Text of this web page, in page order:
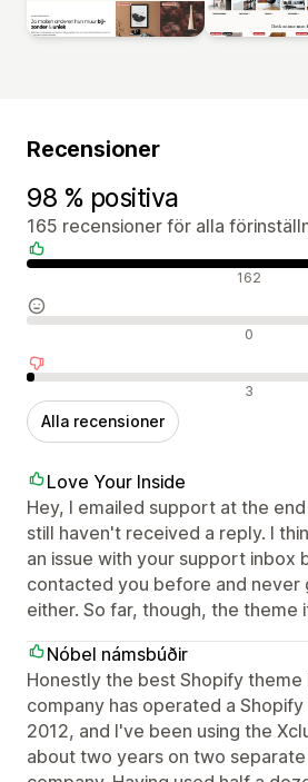
Recensioner
98 % positiva
165 recensioner för alla
Positiva recensioner 162
Neutrala recensioner 0
Negativa recensioner 3
Alla recensioner
Love Your Inside
Hey, I emailed support at the
still haven't received a reply. I
an issue with your support inbox
contacted you before and never
either. So far, though, the theme
Nóbel námsbúðir
Honestly the best Shopify
company has operated a
2012, and I've been using the
about two years on two